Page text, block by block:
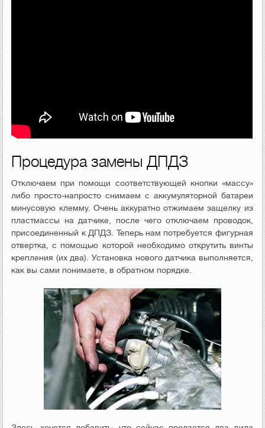
Процедура замены ДПДЗ
Отключаем при помощи соответствующей кнопки «массу»
либо просто-напросто снимаем с аккумуляторной батареи
минусовую клемму. Очень аккуратно отжимаем защелку из
пластмассы на датчике, после чего отключаем проводок,
присоединенный к ДПДЗ. Теперь нам потребуется фигурная
отвертка, с помощью которой необходимо открутить винты
крепления (их два). Установка нового датчика выполняется,
как вы сами понимаете, в обратном порядке.